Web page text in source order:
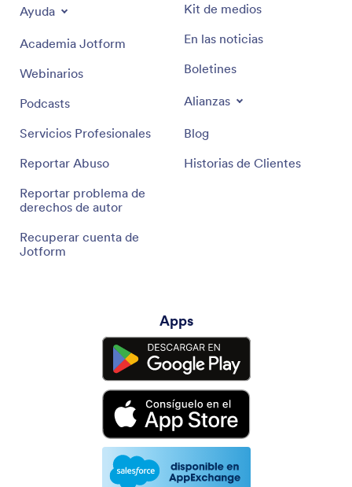
Ayuda
Academia Jotform
Webinarios
Podcasts
Servicios Profesionales
Reportar Abuso
Reportar problema de
derechos de autor
Recuperar cuenta de
Jotform
Kit de medios
En las noticias
Boletines
Alianzas
Blog
Historias de Clientes
Apps